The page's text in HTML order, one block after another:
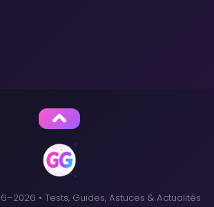
• Tests, Guides, Astuces & Actualités